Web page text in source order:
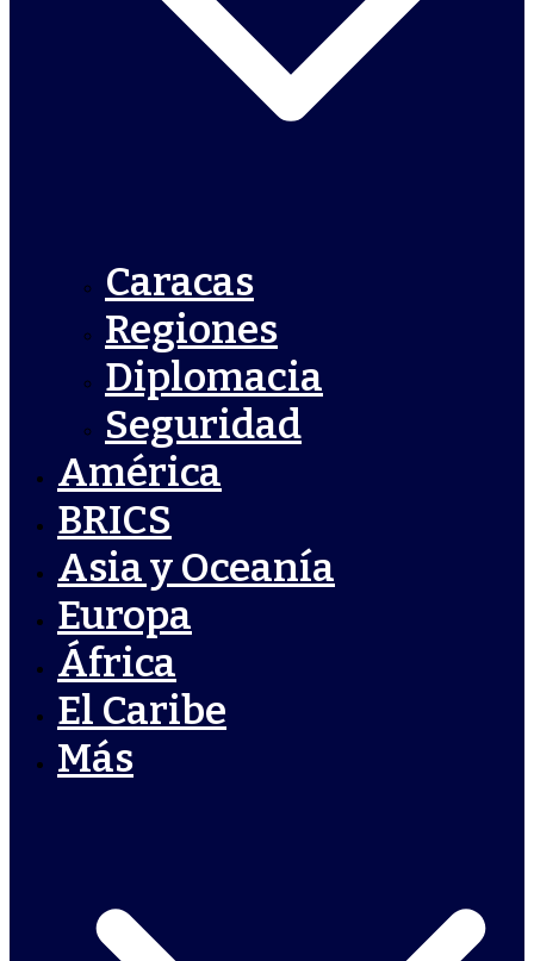
Caracas
Regiones
Diplomacia
Seguridad
América
BRICS
Asia y Oceanía
Europa
África
El Caribe
Más